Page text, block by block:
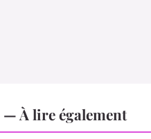
— À lire également